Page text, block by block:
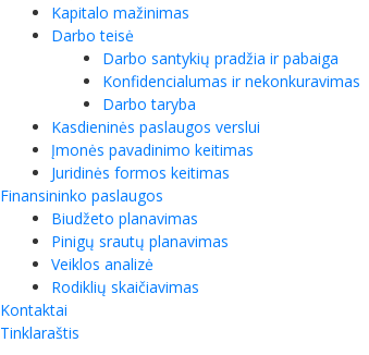
Kapitalo mažinimas
Darbo teisė
Darbo santykių pradžia ir pabaiga
Konfidencialumas ir nekonkuravimas
Darbo taryba
Kasdieninės paslaugos verslui
Įmonės pavadinimo keitimas
Juridinės formos keitimas
Finansininko paslaugos
Biudžeto planavimas
Pinigų srautų planavimas
Veiklos analizė
Rodiklių skaičiavimas
Kontaktai
Tinklaraštis